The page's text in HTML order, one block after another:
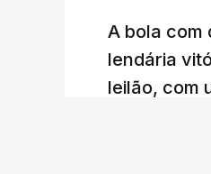
A bola com
lendária
leilão, com